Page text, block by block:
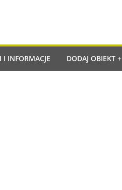
INFORMACJE DODAJ OBIEKT +